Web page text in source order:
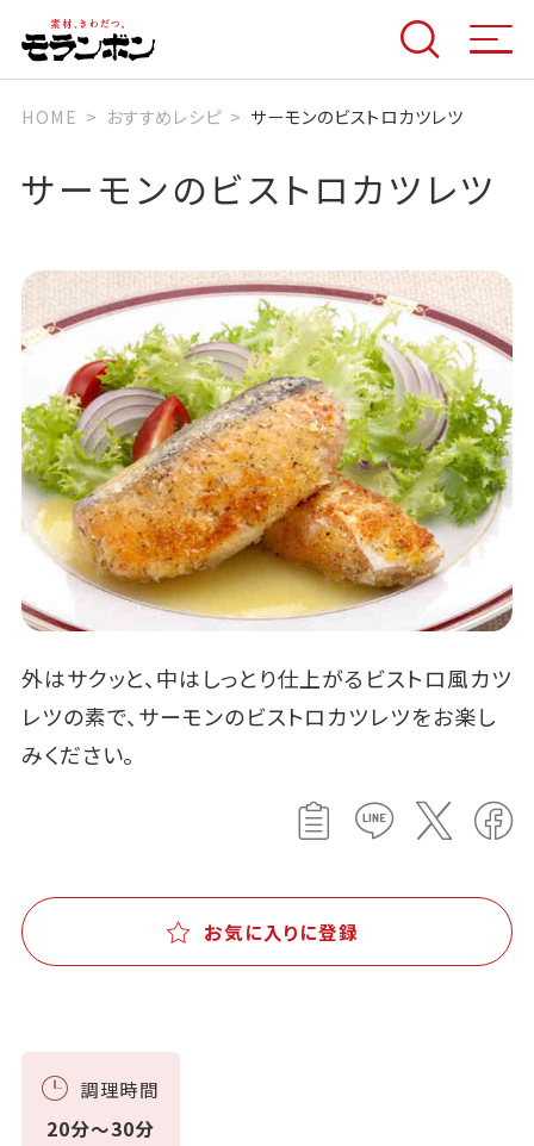
HOME おすすめレシピ サーモンのビストロカツレツ
サーモンのビストロカツレツ
外はサクッと、中はしっとり仕上がるビストロ風カツ
レツの素で、サーモンのビストロカツレツをお楽し
みください。
お気に入りに登録
調理時間
20分～30分